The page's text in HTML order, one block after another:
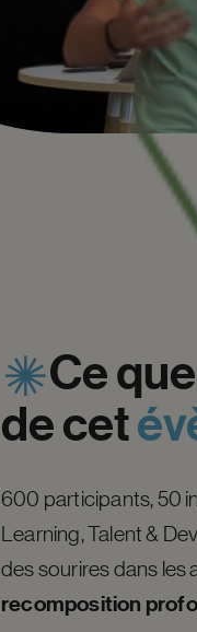
Ceque
decet
600 participants, 50
Learning, Talent &
des sourires dans les
recomposition